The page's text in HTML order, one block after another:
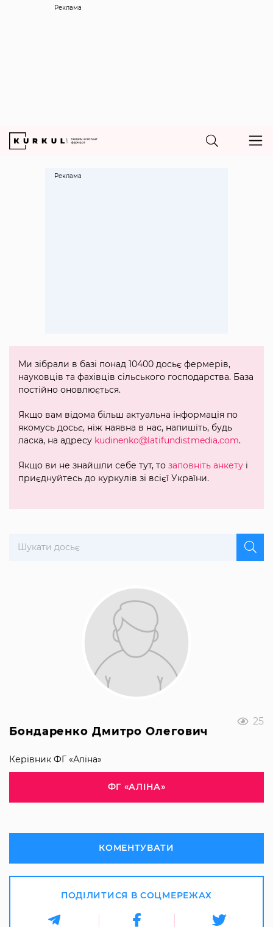
Реклама
25
Бондаренко Дмитро Олегович
Керівник ФГ «Аліна»
ФГ «АЛІНА»
КОМЕНТУВАТИ
ПОДІЛИТИСЯ В СОЦМЕРЕЖАХ
Ми зібрали в базі понад 10400 досьє фермерів,
науковців та фахівців сільського господарства. База
постійно оновлюється.
Якщо вам відома більш актуальна інформація по
якомусь досьє, ніж наявна в нас, напишіть, будь
ласка, на адресу kudinenko@latifundistmedia.com.
Якщо ви не знайшли себе тут, то заповніть анкету і
приєднуйтесь до куркулів зі всієї України.
Реклама